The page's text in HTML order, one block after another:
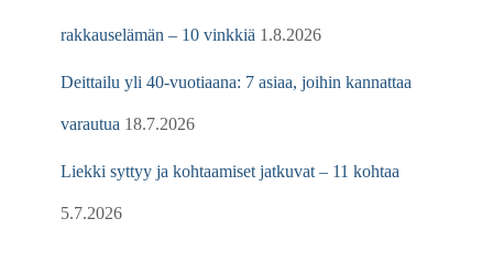
rakkauselämän – 10 vinkkiä 1.8.2026
Deittailu yli 40-vuotiaana: 7 asiaa, joihin kannattaa
varautua 18.7.2026
Liekki syttyy ja kohtaamiset jatkuvat – 11 kohtaa
5.7.2026